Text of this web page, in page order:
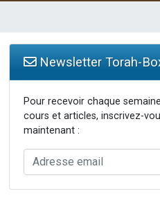
Newsletter Torah-
Pour recevoir chaque
cours et articles, inscrivez-
maintenant :